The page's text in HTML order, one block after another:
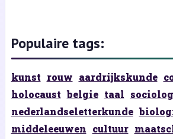
Populaire tags:
kunst rouw aardrijkskunde
holocaust belgie taal
nederlandseletterkunde
middeleeuwen cultuur